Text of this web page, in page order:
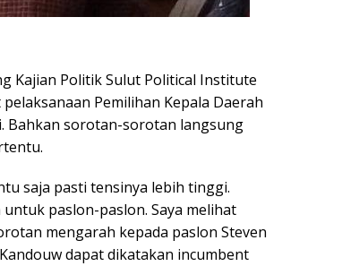
Kajian Politik Sulut Political Institute
Pemilihan Kepala Daerah
Bahkan sorotan-sorotan langsung
saja pasti tensinya lebih tinggi.
paslon-paslon. Saya melihat
mengarah kepada paslon Steven
dapat dikatakan incumbent